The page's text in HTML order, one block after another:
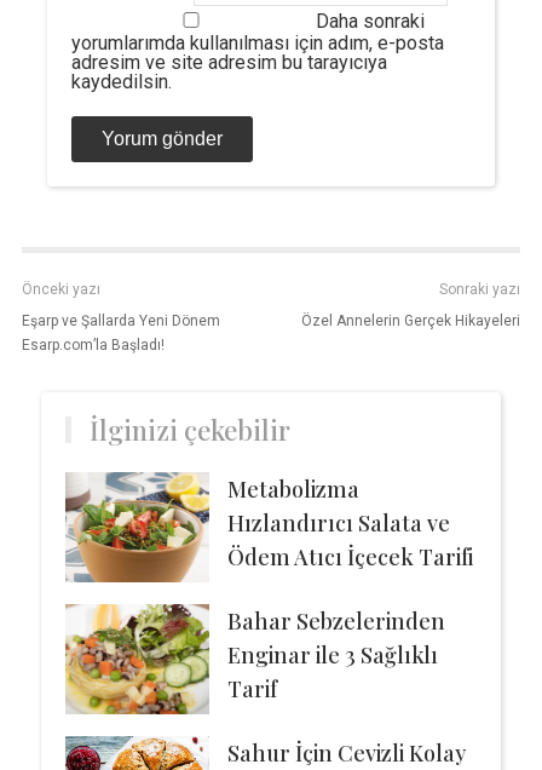
Daha sonraki
yorumlarımda kullanılması için adım, e-posta
adresim ve site adresim bu tarayıcıya
kaydedilsin.
Önceki yazı
Eşarp ve Şallarda Yeni Dönem
Esarp.com’la Başladı!
Sonraki yazı
Özel Annelerin Gerçek Hikayeleri
İlginizi çekebilir
Metabolizma
Hızlandırıcı Salata ve
Ödem Atıcı İçecek Tarifi
Bahar Sebzelerinden
Enginar ile 3 Sağlıklı
Tarif
Sahur İçin Cevizli Kolay